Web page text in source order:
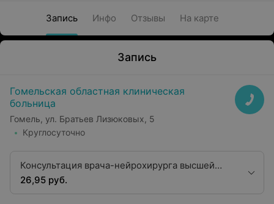
Запись Инфо Отзывы На карте
Запись
Гомельская областная клиническая
больница
Гомель, ул. Братьев Лизюковых, 5
Круглосуточно
Консультация врача-нейрохирурга высшей
квалификационной категории
26,95 руб.